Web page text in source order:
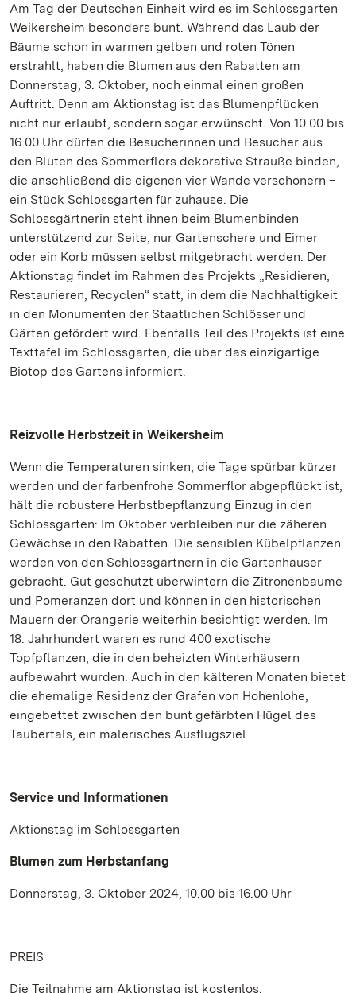
Am Tag der Deutschen Einheit wird es im Schlossgarten
Weikersheim besonders bunt. Während das Laub der
Bäume schon in warmen gelben und roten Tönen
erstrahlt, haben die Blumen aus den Rabatten am
Donnerstag, 3. Oktober, noch einmal einen großen
Auftritt. Denn am Aktionstag ist das Blumenpflücken
nicht nur erlaubt, sondern sogar erwünscht. Von 10.00 bis
16.00 Uhr dürfen die Besucherinnen und Besucher aus
den Blüten des Sommerflors dekorative Sträuße binden,
die anschließend die eigenen vier Wände verschönern –
ein Stück Schlossgarten für zuhause. Die
Schlossgärtnerin steht ihnen beim Blumenbinden
unterstützend zur Seite, nur Gartenschere und Eimer
oder ein Korb müssen selbst mitgebracht werden. Der
Aktionstag findet im Rahmen des Projekts „Residieren,
Restaurieren, Recyclen“ statt, in dem die Nachhaltigkeit
in den Monumenten der Staatlichen Schlösser und
Gärten gefördert wird. Ebenfalls Teil des Projekts ist eine
Texttafel im Schlossgarten, die über das einzigartige
Biotop des Gartens informiert.
Reizvolle Herbstzeit in Weikersheim
Wenn die Temperaturen sinken, die Tage spürbar kürzer
werden und der farbenfrohe Sommerflor abgepflückt ist,
hält die robustere Herbstbepflanzung Einzug in den
Schlossgarten: Im Oktober verbleiben nur die zäheren
Gewächse in den Rabatten. Die sensiblen Kübelpflanzen
werden von den Schlossgärtnern in die Gartenhäuser
gebracht. Gut geschützt überwintern die Zitronenbäume
und Pomeranzen dort und können in den historischen
Mauern der Orangerie weiterhin besichtigt werden. Im
18. Jahrhundert waren es rund 400 exotische
Topfpflanzen, die in den beheizten Winterhäusern
aufbewahrt wurden. Auch in den kälteren Monaten bietet
die ehemalige Residenz der Grafen von Hohenlohe,
eingebettet zwischen den bunt gefärbten Hügel des
Taubertals, ein malerisches Ausflugsziel.
Service und Informationen
Aktionstag im Schlossgarten
Blumen zum Herbstanfang
Donnerstag, 3. Oktober 2024, 10.00 bis 16.00 Uhr
PREIS
Die Teilnahme am Aktionstag ist kostenlos.